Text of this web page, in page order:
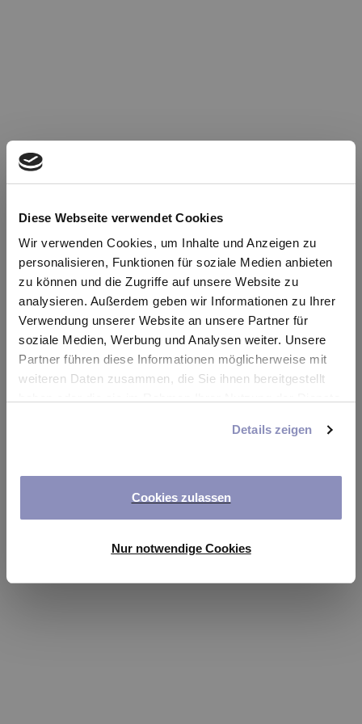
Diese Webseite verwendet Cookies
Wir verwenden Cookies, um Inhalte und Anzeigen zu
personalisieren, Funktionen für soziale Medien anbieten
zu können und die Zugriffe auf unsere Website zu
analysieren. Außerdem geben wir Informationen zu Ihrer
Verwendung unserer Website an unsere Partner für
soziale Medien, Werbung und Analysen weiter. Unsere
Partner führen diese Informationen möglicherweise mit
weiteren Daten zusammen, die Sie ihnen bereitgestellt
anpassen oder widerrufen. Weitere Details hierzu finden
Details zeigen
Cookies zulassen
Nur notwendige Cookies
Oops!
Something went wrong. Please try refreshing the
app
Refresh